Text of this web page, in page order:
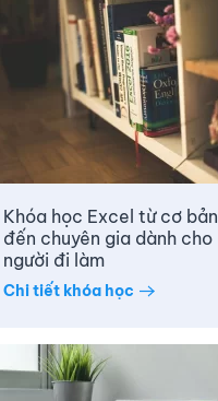
Khóa học Excel từ cơ bản
đến chuyên gia dành cho
người đi làm
Chi tiết khóa học